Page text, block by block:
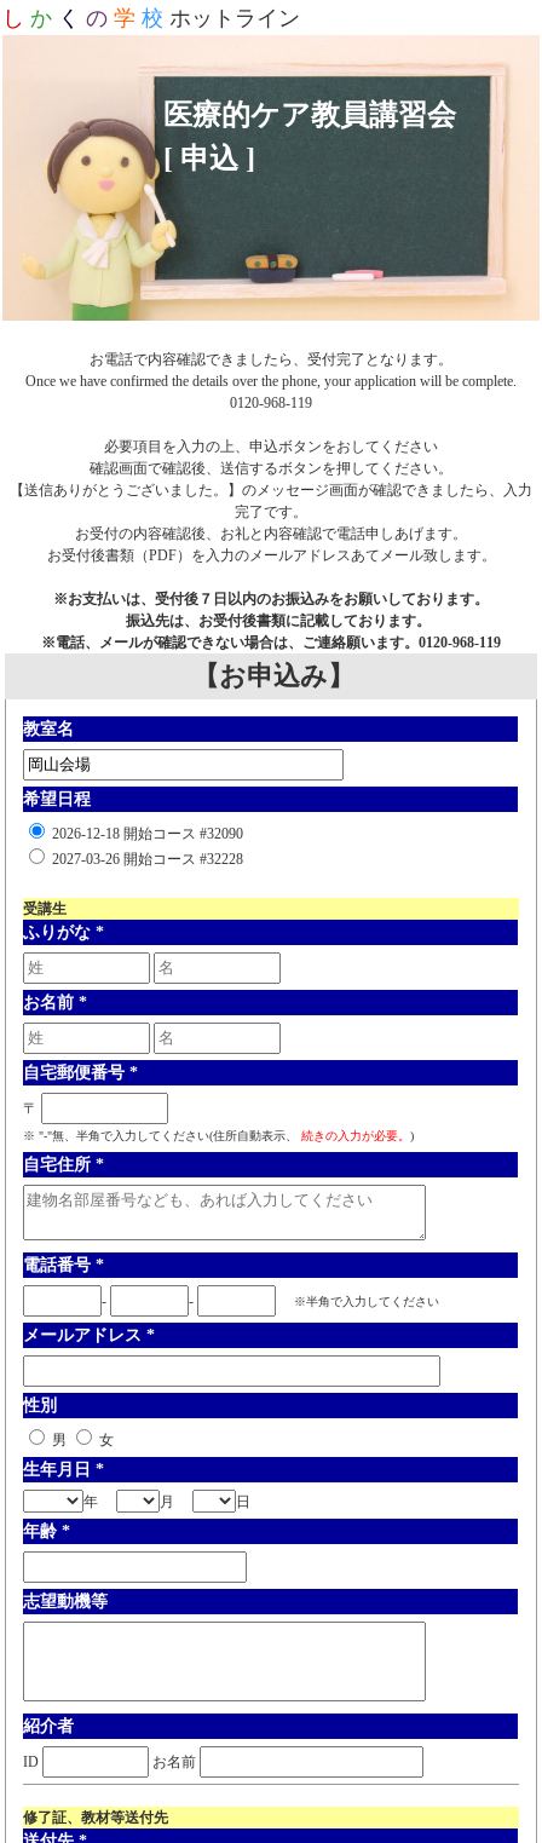
し か く の 学 校 ホットライン
医療的ケア教員講習会
[ 申込 ]
お電話で内容確認できましたら、受付完了となります。
Once we have confirmed the details over the phone, your application will be complete.
0120-968-119
必要項目を入力の上、申込ボタンをおしてください
確認画面で確認後、送信するボタンを押してください。
【送信ありがとうございました。】のメッセージ画面が確認できましたら、入力
完了です。
お受付の内容確認後、お礼と内容確認で電話申しあげます。
お受付後書類（PDF）を入力のメールアドレスあてメール致します。
※お支払いは、受付後７日以内のお振込みをお願いしております。
振込先は、お受付後書類に記載しております。
※電話、メールが確認できない場合は、ご連絡願います。0120-968-119
【お申込み】
教室名
希望日程
2026-12-18 開始コース #32090
2027-03-26 開始コース #32228
受講生
ふりがな *
お名前 *
自宅郵便番号 *
〒
※ "-"無、半角で入力してください(住所自動表示、 続きの入力が必要。 )
自宅住所 *
電話番号 *
- - ※半角で入力してください
メールアドレス *
性別
男 女
生年月日 *
年 月 日
年齢 *
志望動機等
紹介者
ID お名前
修了証、教材等送付先